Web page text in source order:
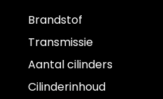
Brandstof
Transmissie
Aantal cilinders
Cilinderinhoud